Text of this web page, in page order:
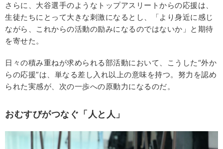
さらに、大谷選手のようなトップアスリートからの応援は、
生徒たちにとって大きな刺激になるとし、「より身近に感じ
ながら、これからの活動の励みになるのではないか」と期待
を寄せた。
日々の積み重ねが求められる部活動において、こうした“外か
らの応援”は、単なる差し入れ以上の意味を持つ。努力を認め
られた実感が、次の一歩への原動力になるのだ。
おむすびがつなぐ「人と人」